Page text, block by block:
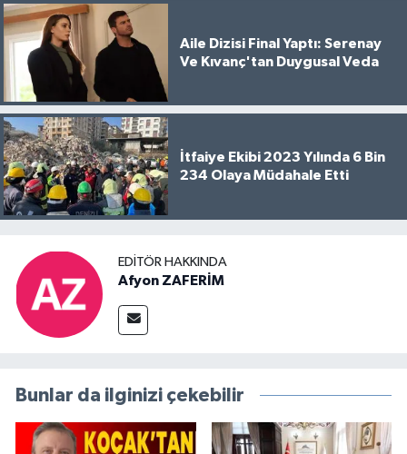
Aile Dizisi Final Yaptı: Serenay
Ve Kıvanç'tan Duygusal Veda
İtfaiye Ekibi 2023 Yılında 6 Bin
234 Olaya Müdahale Etti
EDITÖR HAKKINDA
Afyon ZAFERİM
Bunlar da ilginizi çekebilir